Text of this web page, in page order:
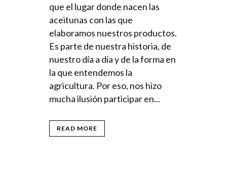
que el lugar donde nacen las
aceitunas con las que
elaboramos nuestros productos.
Es parte de nuestra historia, de
nuestro día a día y de la forma en
la que entendemos la
agricultura. Por eso, nos hizo
mucha ilusión participar en...
READ MORE